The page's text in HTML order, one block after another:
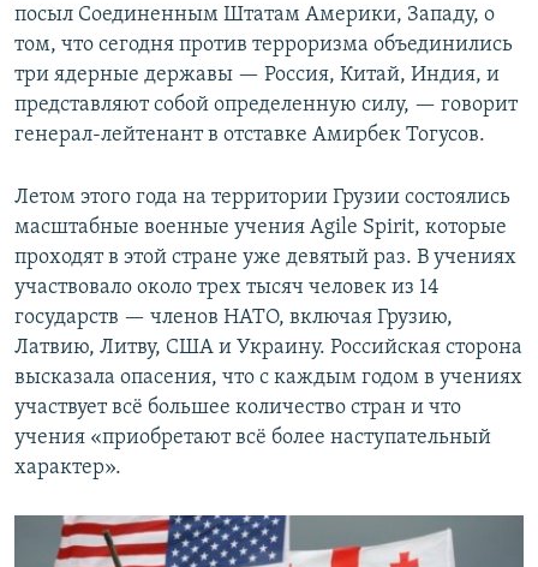
посыл Соединенным Штатам Америки, Западу, о
том, что сегодня против терроризма объединились
три ядерные державы — Россия, Китай, Индия, и
представляют собой определенную силу, — говорит
генерал-лейтенант в отставке Амирбек Тогусов.
Летом этого года на территории Грузии состоялись
масштабные военные учения Agile Spirit, которые
проходят в этой стране уже девятый раз. В учениях
участвовало около трех тысяч человек из 14
государств — членов НАТО, включая Грузию,
Латвию, Литву, США и Украину. Российская сторона
высказала опасения, что с каждым годом в учениях
участвует всё большее количество стран и что
учения «приобретают всё более наступательный
характер».